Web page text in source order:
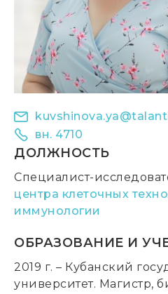
вн. 4710
ДОЛЖНОСТЬ
Специалист-
центра клеточных
иммунологии
ОБРАЗОВАНИЕ И
2019 г. – Кубанский
университет. Магистр,